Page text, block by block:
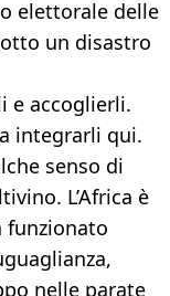
elettorale delle
un disastro
e accoglierli.
integrarli qui.
senso di
L’Africa è
funzionato
nelle parate